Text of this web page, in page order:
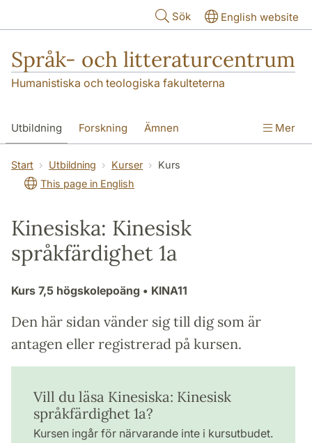
Sök English website
Språk- och litteraturcentrum
Humanistiska och teologiska fakulteterna
Utbildning Forskning Ämnen
SOL-husen Kontakt Institutionen
översättning till svenska
Mer
Start Utbildning Kurser
Kurs
This page in English
Kinesiska: Kinesisk
språkfärdighet 1a
Kurs 7,5 högskolepoäng • KINA11
Den här sidan vänder sig till dig som är
antagen eller registrerad på kursen.
Vill du läsa Kinesiska: Kinesisk
språkfärdighet 1a?
Kursen ingår för närvarande inte i kursutbudet.